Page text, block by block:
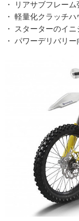
・ リアサブフレーム
・ 軽量化クラッチハ
・ スターターのイ
・ パワーデリバリ